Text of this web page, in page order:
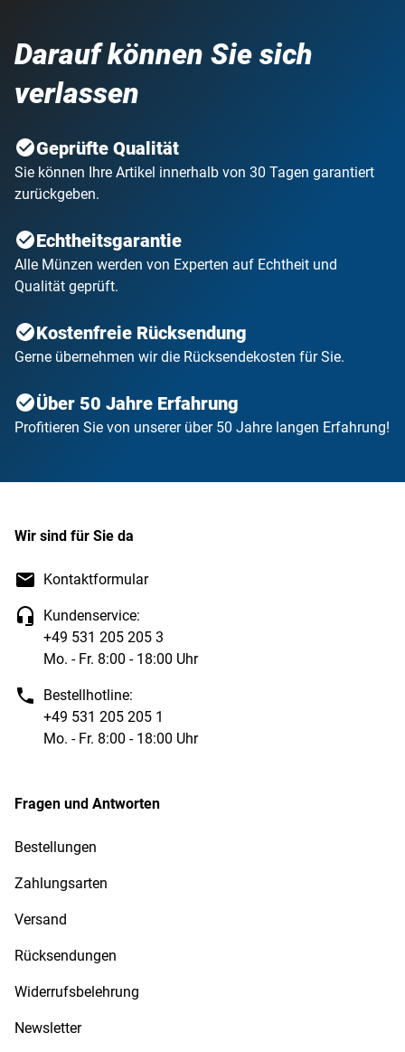
Darauf können Sie sich
verlassen
Geprüfte Qualität
Sie können Ihre Artikel innerhalb von 30 Tagen garantiert
zurückgeben.
Echtheitsgarantie
Alle Münzen werden von Experten auf Echtheit und
Qualität geprüft.
Kostenfreie Rücksendung
Gerne übernehmen wir die Rücksendekosten für Sie.
Über 50 Jahre Erfahrung
Profitieren Sie von unserer über 50 Jahre langen Erfahrung!
Wir sind für Sie da
Kontaktformular
Kundenservice:
+49 531 205 205 3
Mo. - Fr. 8:00 - 18:00 Uhr
Bestellhotline:
+49 531 205 205 1
Mo. - Fr. 8:00 - 18:00 Uhr
Fragen und Antworten
Bestellungen
Zahlungsarten
Versand
Rücksendungen
Widerrufsbelehrung
Newsletter